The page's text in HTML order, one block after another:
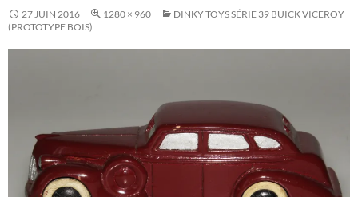
27 JUIN 2016 1280 × 960
DINKY TOYS SÉRIE 39 BUICK VICEROY
(PROTOTYPE BOIS)